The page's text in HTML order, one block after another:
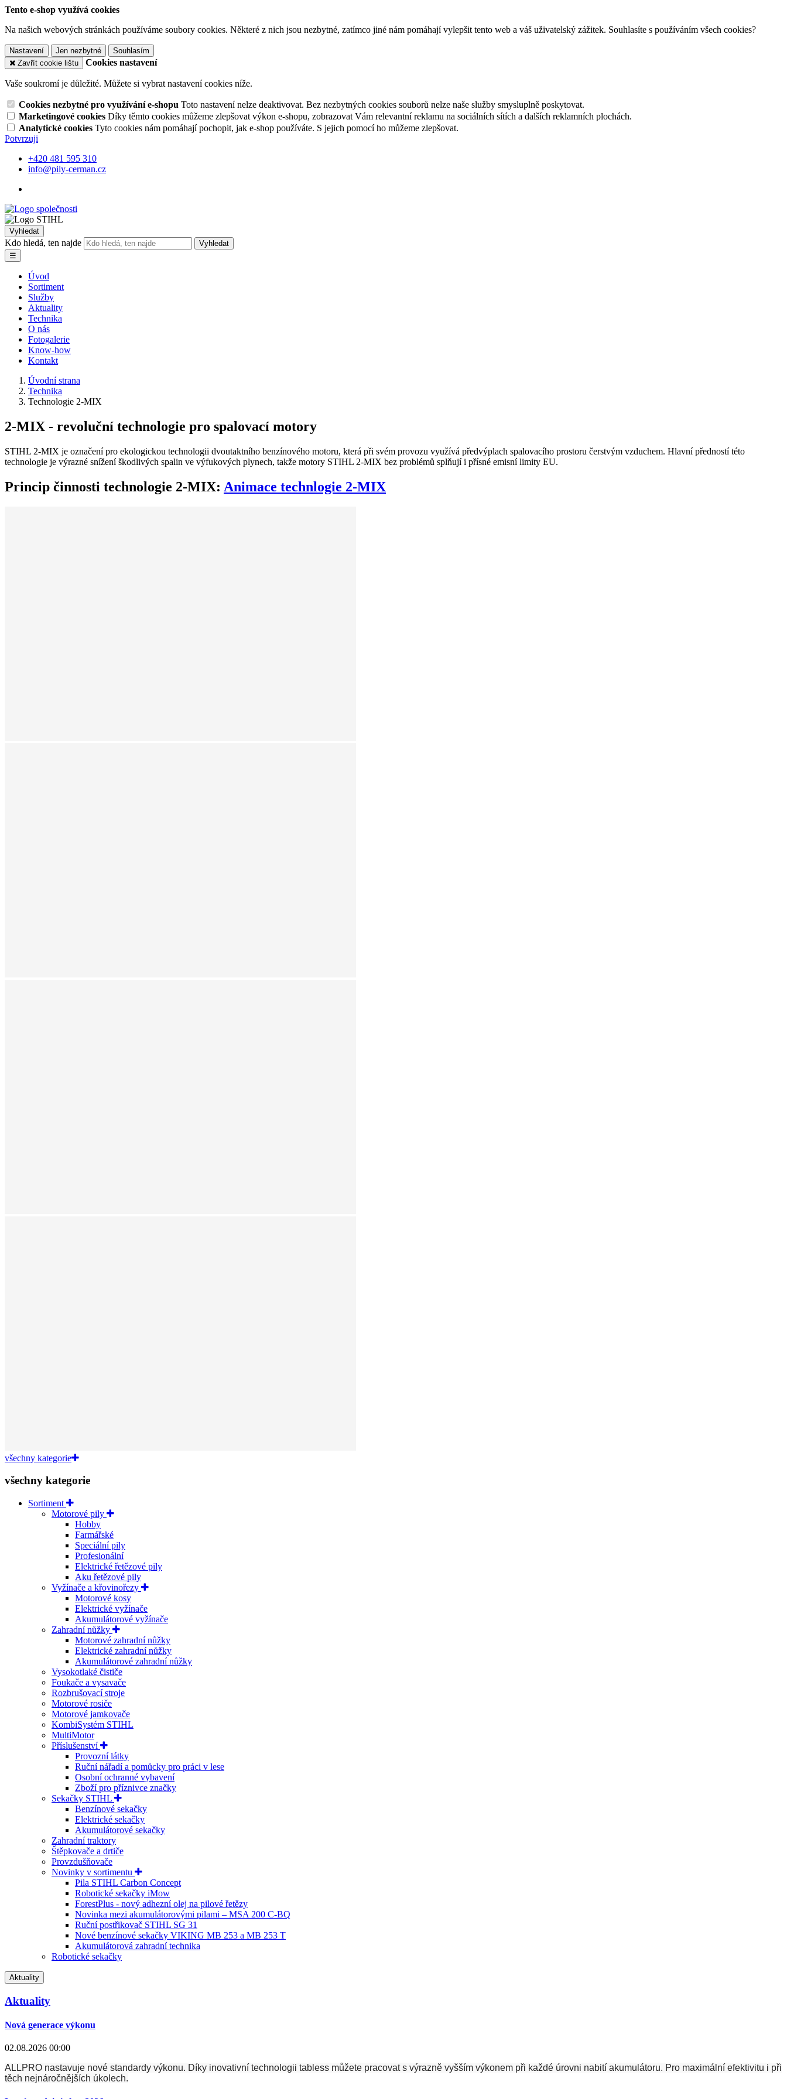
Tento e-shop využívá cookies
Na našich webových stránkách používáme soubory cookies. Některé z nich jsou nezbytné, zatímco jiné nám pomáhají vylepšit tento web a váš uživatelský zážitek. Souhlasíte s používáním všech cookies?
Nastavení Jen nezbytné
Souhlasím
Zavřít cookie lištu
Cookies nastavení
Vaše soukromí je důležité. Můžete si vybrat nastavení cookies níže.
Cookies nezbytné pro využívání e-shopu Toto nastavení nelze deaktivovat. Bez nezbytných cookies souborů nelze naše služby smysluplně poskytovat.
Marketingové cookies Díky těmto cookies můžeme zlepšovat výkon e-shopu, zobrazovat Vám relevantní reklamu na sociálních sítích a dalších reklamních plochách.
Analytické cookies Tyto cookies nám pomáhají pochopit, jak e-shop používáte. S jejich pomocí ho můžeme zlepšovat.
Potvrzuji
+420 481 595 310
info@pily-cerman.cz
Vyhledat
Kdo hledá, ten najde
Vyhledat
☰
Úvod
Sortiment
Služby
Aktuality
Technika
O nás
Fotogalerie
Know-how
Kontakt
Úvodní strana
Technika
Technologie 2-MIX
2-MIX - revoluční technologie pro spalovací motory
STIHL 2-MIX je označení pro ekologickou technologii dvoutaktního benzínového motoru, která při svém provozu využívá předvýplach spalovacího prostoru čerstvým vzduchem. Hlavní předností této
technologie je výrazné snížení škodlivých spalin ve výfukových plynech, takže motory STIHL 2-MIX bez problémů splňují i přísné emisní limity EU.
Princip činnosti technologie 2-MIX: Animace technlogie 2-MIX
všechny kategorie
všechny kategorie
Sortiment
Motorové pily
Hobby
Farmářské
Speciální pily
Profesionální
Elektrické řetězové pily
Aku řetězové pily
Vyžínače a křovinořezy
Motorové kosy
Elektrické vyžínače
Akumulátorové vyžínače
Zahradní nůžky
Motorové zahradní nůžky
Elektrické zahradní nůžky
Akumulátorové zahradní nůžky
Vysokotlaké čističe
Foukače a vysavače
Rozbrušovací stroje
Motorové rosiče
Motorové jamkovače
KombiSystém STIHL
MultiMotor
Příslušenství
Provozní látky
Ruční nářadí a pomůcky pro práci v lese
Osobní ochranné vybavení
Zboží pro příznivce značky
Sekačky STIHL
Benzínové sekačky
Elektrické sekačky
Akumulátorové sekačky
Zahradní traktory
Štěpkovače a drtiče
Provzdušňovače
Novinky v sortimentu
Pila STIHL Carbon Concept
Robotické sekačky iMow
ForestPlus - nový adhezní olej na pilové řetězy
Novinka mezi akumulátorovými pilami – MSA 200 C-BQ
Ruční postřikovač STIHL SG 31
Nové benzínové sekačky VIKING MB 253 a MB 253 T
Akumulátorová zahradní technika
Robotické sekačky
Aktuality
Aktuality
Nová generace výkonu
02.08.2026 00:00
ALLPRO nastavuje nové standardy výkonu. Díky inovativní technologii tabless můžete pracovat s výrazně vyšším výkonem při každé úrovni nabití akumulátoru. Pro maximální efektivitu i při
těch nejnáročnějších úkolech.